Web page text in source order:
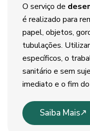
O serviço de
é realizado para
papel, objetos,
tubulações.
específicos, o
sanitário e sem
imediato e o fim do
Saiba Mais